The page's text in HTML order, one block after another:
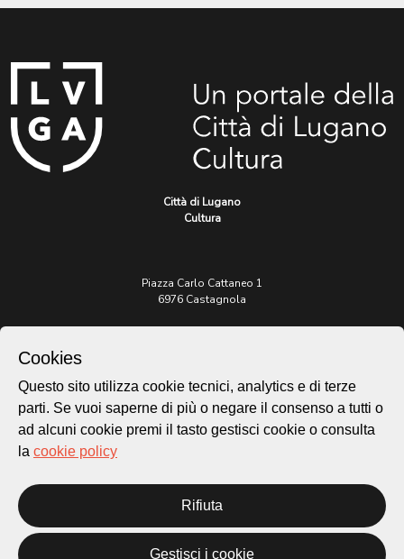
Città di Lugano
Cultura
Piazza Carlo Cattaneo 1
6976 Castagnola
patrimonio@lugano.ch
t. +41 58 866 68 50
Sito istituzionale:
Privacy Policy
Credits
Homepage
Cookies
Questo sito utilizza cookie tecnici, analytics e di terze
parti. Se vuoi saperne di più o negare il consenso a tutti o
ad alcuni cookie premi il tasto gestisci cookie o consulta
la cookie policy
Rifiuta
Gestisci i cookie